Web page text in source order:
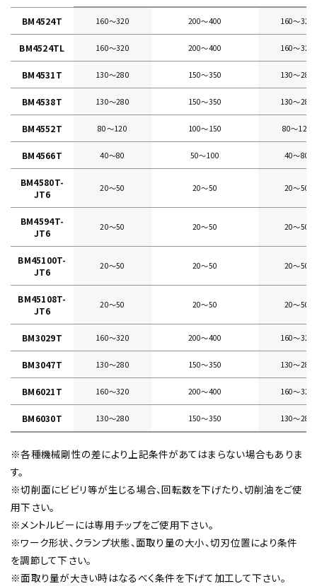
BM4524T 160〜320 200〜400 160〜320
BM4524TL 160〜320 200〜400 160〜320
BM4531T 130〜280 150〜350 130〜280
BM4538T 130〜280 150〜350 130〜280
BM4552T 80〜120 100〜150 80〜120
BM4566T 40〜80 50〜100 40〜80
BM4580T-
JT6
20〜50 20〜50 20〜50
BM4594T-
JT6
20〜50 20〜50 20〜50
BM45100T-
JT6
20〜50 20〜50 20〜50
BM45108T-
JT6
20〜50 20〜50 20〜50
BM3029T 160〜320 200〜400 160〜320
BM3047T 130〜280 150〜350 130〜280
BM6021T 160〜320 200〜400 160〜320
BM6030T 130〜280 150〜350 130〜280
※各種機械剛性の差により上記条件があてはまらない場合もありま
す。
※切削面にビビリ等が生じる場合、回転数を下げたり、切削油をご使
用下さい。
※メントルビーには専用チップをご使用下さい。
※ワーク形状、クランプ状態、面取り量の大小、切刃位置により条件
を調節して下さい。
※面取り量が大きい時はなるべく条件を下げて加工して下さい。